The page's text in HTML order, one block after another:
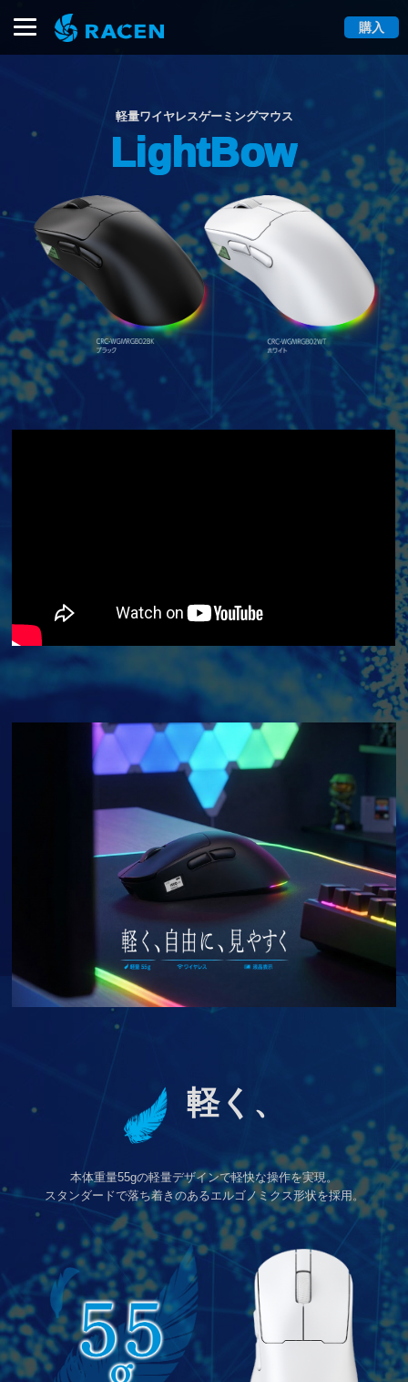
購入
軽量ワイヤレスゲーミングマウス
LightBow
軽く、
本体重量55gの軽量デザインで軽快な操作を実現。
スタンダードで落ち着きのあるエルゴノミクス形状を採用。